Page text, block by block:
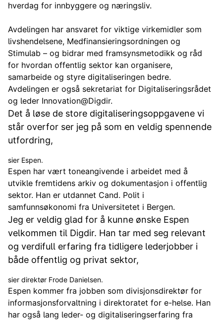
hverdag for innbyggere og næringsliv.
Avdelingen har ansvaret for viktige virkemidler som
livshendelsene, Medfinansieringsordningen og
Stimulab – og bidrar med framsynsmetodikk og råd
for hvordan offentlig sektor kan organisere,
samarbeide og styre digitaliseringen bedre.
Avdelingen er også sekretariat for Digitaliseringsrådet
og leder Innovation@Digdir.
Det å løse de store digitaliseringsoppgavene vi
står overfor ser jeg på som en veldig spennende
utfordring,
sier Espen.
Espen har vært toneangivende i arbeidet med å
utvikle fremtidens arkiv og dokumentasjon i offentlig
sektor. Han er utdannet Cand. Polit i
samfunnsøkonomi fra Universitetet i Bergen.
Jeg er veldig glad for å kunne ønske Espen
velkommen til Digdir. Han tar med seg relevant
og verdifull erfaring fra tidligere lederjobber i
både offentlig og privat sektor,
sier direktør Frode Danielsen.
Espen kommer fra jobben som divisjonsdirektør for
informasjonsforvaltning i direktoratet for e-helse. Han
har også lang leder- og digitaliseringserfaring fra